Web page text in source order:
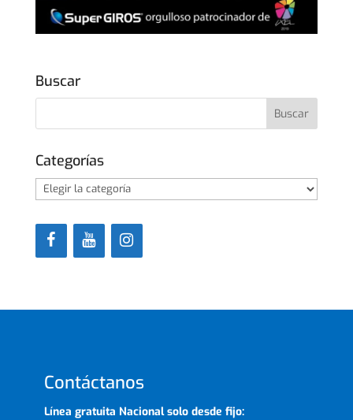
Buscar
Categorías
Categorías
Contáctanos
Línea gratuita Nacional solo desde fijo: